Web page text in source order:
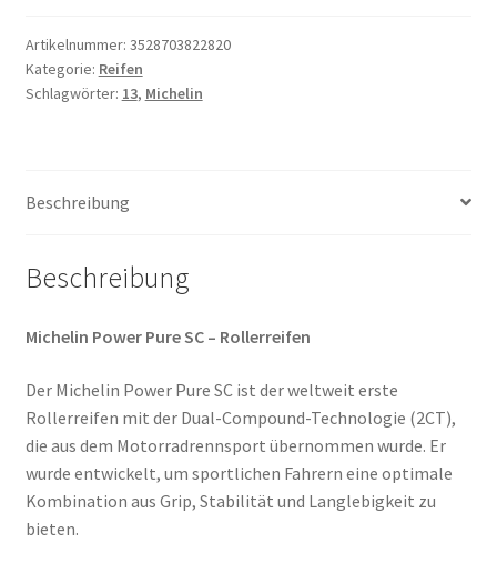
130/60
-
13
Menge
Artikelnummer: 3528703822820
Kategorie: Reifen
Schlagwörter: 13, Michelin
Beschreibung
Beschreibung
Michelin Power Pure SC – Rollerreifen
Der Michelin Power Pure SC ist der weltweit erste
Rollerreifen mit der Dual-Compound-Technologie (2CT),
die aus dem Motorradrennsport übernommen wurde. Er
wurde entwickelt, um sportlichen Fahrern eine optimale
Kombination aus Grip, Stabilität und Langlebigkeit zu
bieten.